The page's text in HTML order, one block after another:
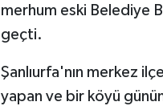
merhum eski Belediye
geçti.
Şanlıurfa'nın merkez
yapan ve bir köyü